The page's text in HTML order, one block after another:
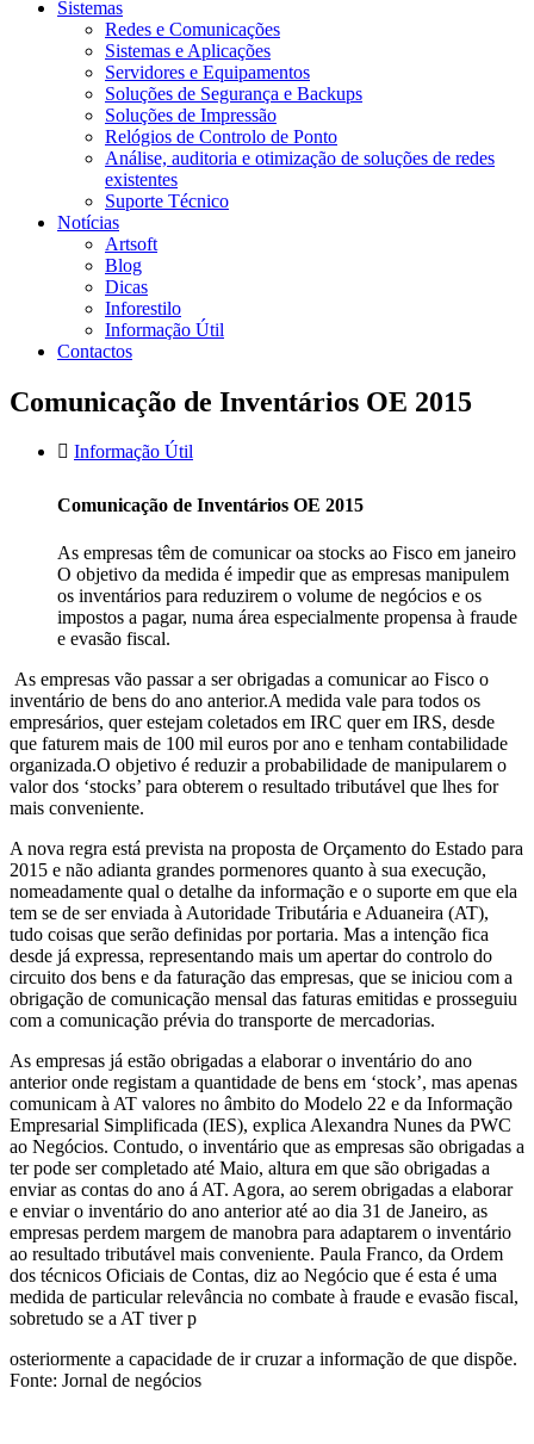
Sistemas
Redes e Comunicações
Sistemas e Aplicações
Servidores e Equipamentos
Soluções de Segurança e Backups
Soluções de Impressão
Relógios de Controlo de Ponto
Análise, auditoria e otimização de soluções de redes
existentes
Suporte Técnico
Notícias
Artsoft
Blog
Dicas
Inforestilo
Informação Útil
Contactos
Comunicação de Inventários OE 2015
Informação Útil
Comunicação de Inventários OE 2015
As empresas têm de comunicar oa stocks ao Fisco em janeiro
O objetivo da medida é impedir que as empresas manipulem
os inventários para reduzirem o volume de negócios e os
impostos a pagar, numa área especialmente propensa à fraude
e evasão fiscal.
As empresas vão passar a ser obrigadas a comunicar ao Fisco o
inventário de bens do ano anterior.A medida vale para todos os
empresários, quer estejam coletados em IRC quer em IRS, desde
que faturem mais de 100 mil euros por ano e tenham contabilidade
organizada.O objetivo é reduzir a probabilidade de manipularem o
valor dos ‘stocks’ para obterem o resultado tributável que lhes for
mais conveniente.
A nova regra está prevista na proposta de Orçamento do Estado para
2015 e não adianta grandes pormenores quanto à sua execução,
nomeadamente qual o detalhe da informação e o suporte em que ela
tem se de ser enviada à Autoridade Tributária e Aduaneira (AT),
tudo coisas que serão definidas por portaria. Mas a intenção fica
desde já expressa, representando mais um apertar do controlo do
circuito dos bens e da faturação das empresas, que se iniciou com a
obrigação de comunicação mensal das faturas emitidas e prosseguiu
com a comunicação prévia do transporte de mercadorias.
As empresas já estão obrigadas a elaborar o inventário do ano
anterior onde registam a quantidade de bens em ‘stock’, mas apenas
comunicam à AT valores no âmbito do Modelo 22 e da Informação
Empresarial Simplificada (IES), explica Alexandra Nunes da PWC
ao Negócios. Contudo, o inventário que as empresas são obrigadas a
ter pode ser completado até Maio, altura em que são obrigadas a
enviar as contas do ano á AT. Agora, ao serem obrigadas a elaborar
e enviar o inventário do ano anterior até ao dia 31 de Janeiro, as
empresas perdem margem de manobra para adaptarem o inventário
ao resultado tributável mais conveniente. Paula Franco, da Ordem
dos técnicos Oficiais de Contas, diz ao Negócio que é esta é uma
medida de particular relevância no combate à fraude e evasão fiscal,
sobretudo se a AT tiver p
osteriormente a capacidade de ir cruzar a informação de que dispõe.
Fonte: Jornal de negócios